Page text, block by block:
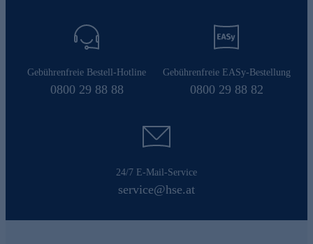
Gebührenfreie Bestell-Hotline
0800 29 88 88
Gebührenfreie EASy-Bestellung
0800 29 88 82
24/7 E-Mail-Service
service@hse.at